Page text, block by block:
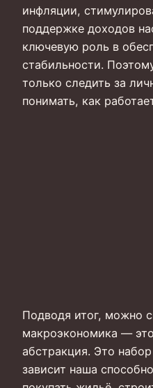
инфляции,
поддержке доходов
ключевую роль в
стабильности.
только следить за
понимать, как
Подводя итог, можно
макроэкономика —
абстракция. Это
зависит наша